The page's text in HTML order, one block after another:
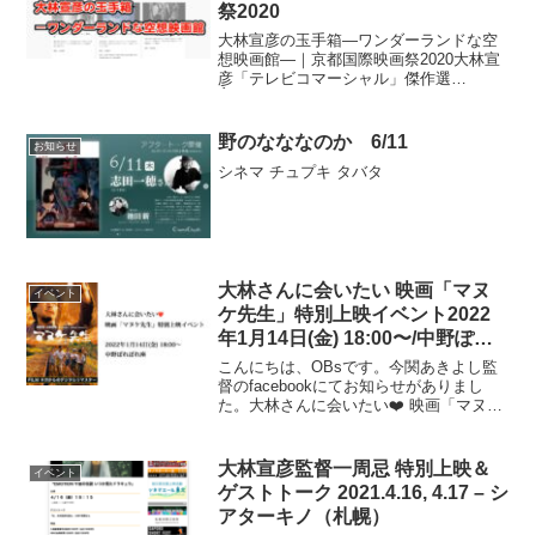
祭2020
大林宣彦の玉手箱―ワンダーランドな空
想映画館―｜京都国際映画祭2020大林宣
彦「テレビコマーシャル」傑作選
四月の魚 Poisson D'avril四月の魚 Poi...
お知らせ 野のなななのか 6/11
シネマ チュプキ タバタ
イベント
大林さんに会いたい 映画「マヌ
ケ先生」特別上映イベント2022
年1月14日(金) 18:00〜/中野ぽれ
ぽれ座
こんにちは、OBsです。今関あきよし監
督のfacebookにてお知らせがありまし
た。大林さんに会いたい❤️ 映画「マヌケ
間： 18時〜場所：Space＆Caf...
イベント
大林宣彦監督一周忌 特別上映＆
ゲストトーク 2021.4.16, 4.17 – シ
アターキノ（札幌）